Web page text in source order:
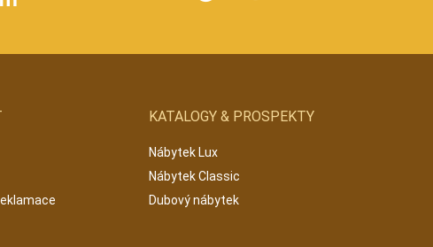
KATALOGY & PROSPEKTY
Nábytek Lux
Nábytek Classic
Dubový nábytek